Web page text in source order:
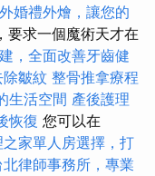
婚禮外燴，讓您的
要求一個魔術天才在
，全面改善牙齒健
除皺紋 整骨推拿療程
生活空間 產後護理
恢復 您可以在
之家單人房選擇，打
北律師事務所，專業